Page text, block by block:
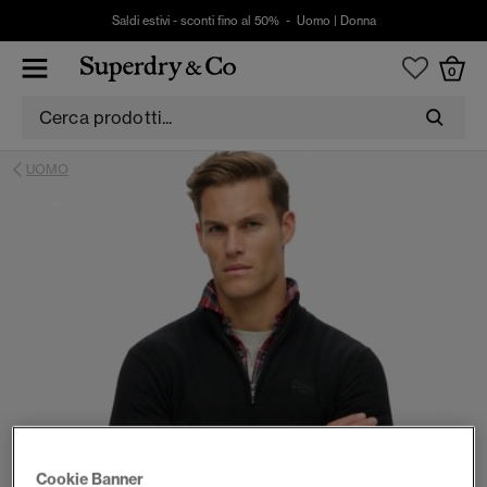
Saldi estivi - sconti fino al 50% - Uomo Donna
0
UOMO
Cookie Banner